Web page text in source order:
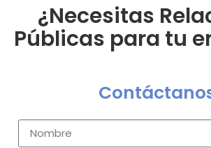
¿Necesitas
Públicas para tu